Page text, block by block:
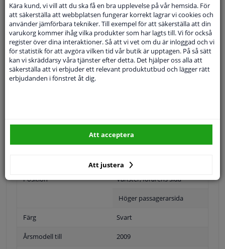
Frågor Och Svar
Modellmatchande garanti, Hitta rätt bildelar.
Fyll i ditt registreringsnummer eller
Position Vänster, förarens sida
Höger passagerarsida
Färg Svart
Årsmodell till 2009
Kära kund, vi vill att du ska få en bra upplevelse på vår hemsida. För
att säkerställa att webbplatsen fungerar korrekt lagrar vi cookies och
använder jämförbara tekniker. Till exempel för att säkerställa att din
varukorg kommer ihåg vilka produkter som har lagts till. Vi för också
register över dina interaktioner. Så att vi vet om du är inloggad och vi
för statistik för att avgöra vilken tid vår butik är upptagen. På så sätt
kan vi skräddarsy våra tjänster efter detta. Det hjälper oss alla att
säkerställa att vi erbjuder ett relevant produktutbud och lägger rätt
erbjudanden i fönstret åt dig.
Att justera
Att acceptera